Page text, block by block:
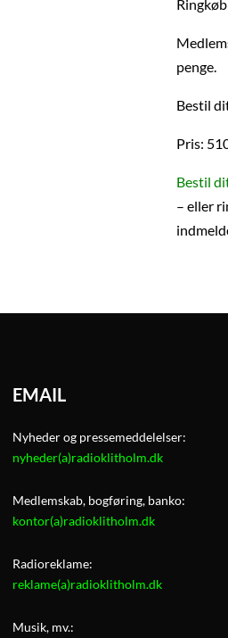
penge.
Bestil
Pris:
Bestil
– eller
EMAIL
Nyheder og pressemeddelelser:
nyheder(a)radioklitholm.dk
Medlemskab, bogføring, banko:
kontor(a)radioklitholm.dk
Radioreklame:
reklame(a)radioklitholm.dk
Musik, mv.: